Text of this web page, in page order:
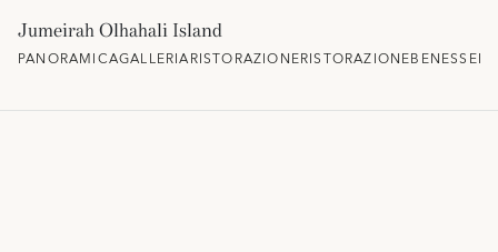
Jumeirah Olhahali Island
PANORAMICAGALLERIARISTORAZIONERISTORAZIONEBENESSERE